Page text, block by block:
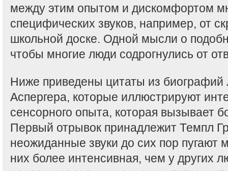
между этим опытом и дискомфортом
специфических звуков, например, от
школьной доске. Одной мысли о
чтобы многие люди содрогнулись от
Ниже приведены цитаты из
Аспергера, которые иллюстрируют
сенсорного опыта, которая вызывает
Первый отрывок принадлежит Темпл
неожиданные звуки до сих пор пугают
них более интенсивная, чем у других